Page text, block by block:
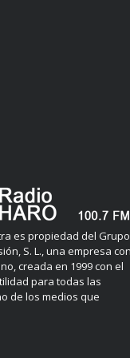
es propiedad del Grupo
S. L., una empresa
creada en 1999 con el
para todas las
de los medios que